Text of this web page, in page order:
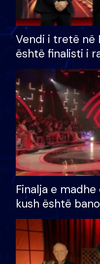
Vendi i tretë në
është finalisti i
Finalja e
kush është
shtëpinë dhe
të fituar çmimin